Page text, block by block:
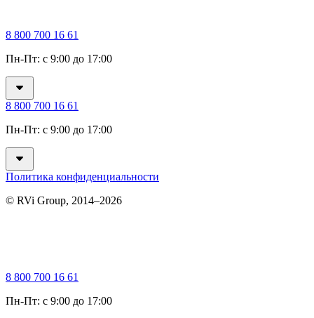
8 800 700 16 61
Пн-Пт: с 9:00 до 17:00
8 800 700 16 61
Пн-Пт: с 9:00 до 17:00
Политика конфиденциальности
© RVi Group, 2014–2026
8 800 700 16 61
Пн-Пт: с 9:00 до 17:00